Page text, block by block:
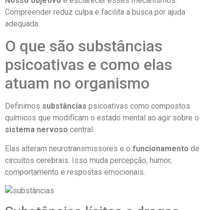
Compreender reduz culpa e facilita a busca por ajuda
adequada.
O que são substâncias
psicoativas e como elas
atuam no organismo
Definimos substâncias psicoativas como compostos
químicos que modificam o estado mental ao agir sobre o
sistema nervoso central.
Elas alteram neurotransmissores e o funcionamento de
circuitos cerebrais. Isso muda percepção, humor,
comportamento e respostas emocionais.